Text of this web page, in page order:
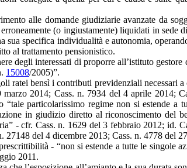
alle domande giudiziarie avanzate da
(o ingiustamente) liquidati in
specifica individualità e autonomia,
al trattamento pensionistico.
degli interessati di proporre all’istituto
15008/2005)”.
ratei bensì i contributi previdenziali necessari
2014; Cass. n. 7934 del 4 aprile 2014;
particolarissimo regime non si estende a
in giudizio diretto al riconoscimento del
- cfr. Cass. n. 1629 del 3 febbraio 2012; id.
27148 del 4 dicembre 2013; Cass. n. 4778 del
- “non si estende a tutte le singole
2011.